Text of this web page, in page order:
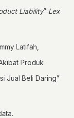
Liability” Lex
Latifah,
Produk
Jual Beli Daring”